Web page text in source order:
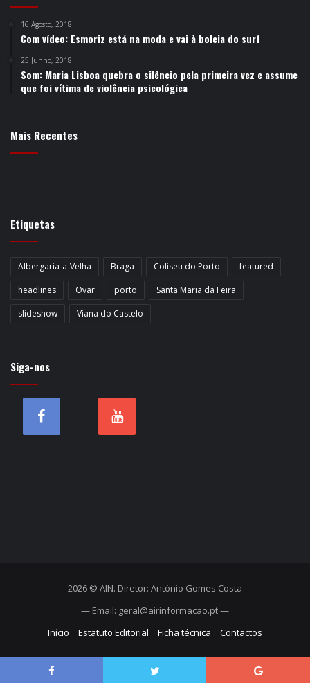
16 Agosto, 2018
Com vídeo: Esmoriz está na moda e vai à boleia do surf
25 Junho, 2018
Som: Maria Lisboa quebra o silêncio pela primeira vez e assume
que foi vítima de violência psicológica
Mais Recentes
Etiquetas
Albergaria-a-Velha Braga Coliseu do Porto
featured
headlines
Ovar porto
Santa Maria da Feira
slideshow
Viana do Castelo
Siga-nos
2026 © AIN. Diretor: António Gomes Costa
— Email: geral@airinformacao.pt —
Início
Estatuto Editorial Ficha técnica Contactos